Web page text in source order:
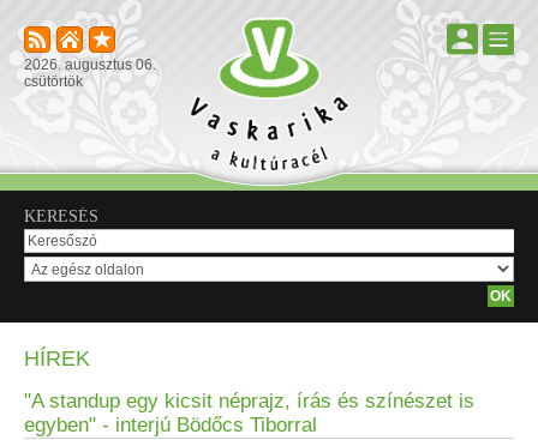
2026. augusztus 06.
csütörtök
KERESÉS
HÍREK
"A standup egy kicsit néprajz, írás és színészet is
egyben" - interjú Bödőcs Tiborral